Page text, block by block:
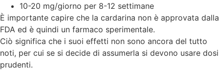
10-20 mg/giorno per 8-12 settimane
È importante capire che la cardarina non è approvata dalla
FDA ed è quindi un farmaco sperimentale.
Ciò significa che i suoi effetti non sono ancora del tutto
noti, per cui se si decide di assumerla si devono usare dosi
prudenti.